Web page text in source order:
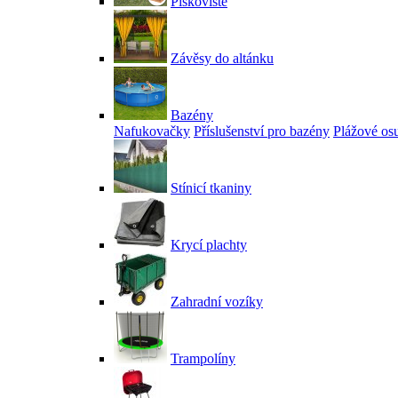
Závěsy do altánku
Bazény
Nafukovačky Příslušenství pro bazény Plážové
Stínicí tkaniny
Krycí plachty
Zahradní vozíky
Trampolíny